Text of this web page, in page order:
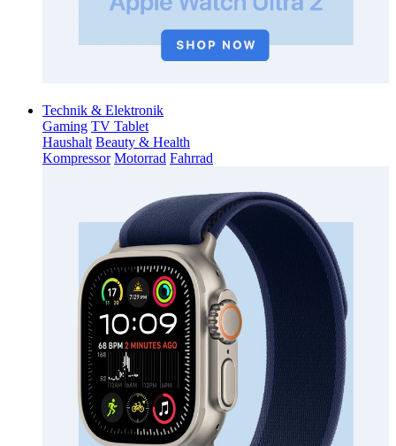
Technik & Elektronik
Gaming TV Tablet
Haushalt Beauty & Health
Kompressor Motorrad Fahrrad